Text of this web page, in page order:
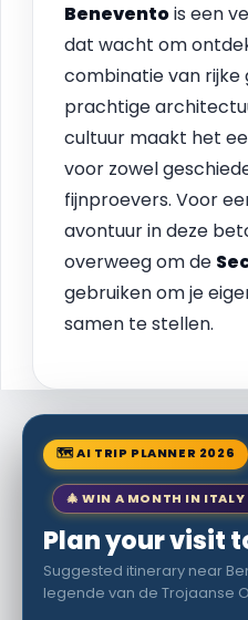
Beneventois een
dat wacht om
combinatie van rijke
prachtige
cultuur maakt het
voor zowel
fijnproevers. Voor
avontuur in deze
overweeg om de
gebruiken om je
samen te stellen.
🗺 AI TRIP PLANNER 2026
🎄 WIN A MONTH IN
Plan your visit
Suggested itinerary near
legende van de Trojaanse